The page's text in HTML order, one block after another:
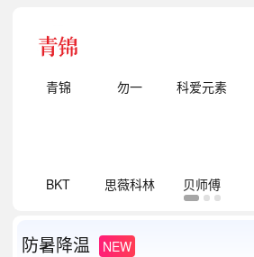
青锦 勿一 科爱元素
BKT 思薇科林 贝师傅
防暑降温 NEW